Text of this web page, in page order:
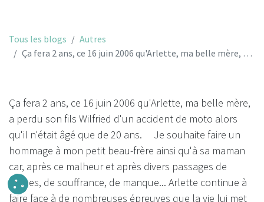
Tous les blogs
Autres
Ça fera 2 ans, ce 16 juin 2006 qu'Arlette, ma belle mère, a perdu son fils Wilfried...
Ça fera 2 ans, ce 16 juin 2006 qu'Arlette, ma belle mère,
a perdu son fils Wilfried d'un accident de moto alors
qu'il n'était âgé que de 20 ans. Je souhaite faire un
hommage à mon petit beau-frère ainsi qu'à sa maman
car, après ce malheur et après divers passages de
larmes, de souffrance, de manque... Arlette continue à
faire face à de nombreuses épreuves que la vie lui met